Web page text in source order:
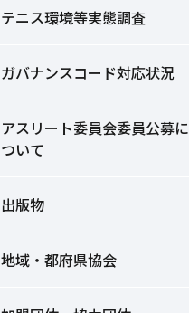
テニス環境等実態調査
ガバナンスコード対応状況
アスリート委員会委員公募に
ついて
出版物
地域・都府県協会